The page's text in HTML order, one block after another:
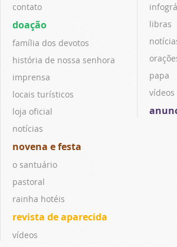
contato
doação
família dos devotos
história de nossa senhora
imprensa
locais turísticos
loja oficial
notícias
novena e festa
o santuário
pastoral
rainha hotéis
revista de aparecida
vídeos
libras
papa
vídeos